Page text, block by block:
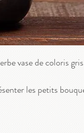
vase de coloris
les petits